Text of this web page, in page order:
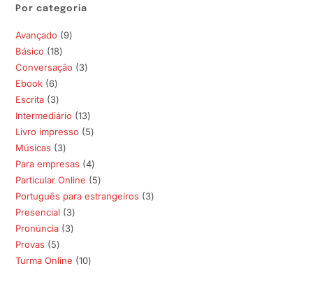
Por categoria
Avançado 99
Básico 1818
produtos
Conversação 33
Ebook 66
produtos
Escrita 33
produtos
Intermediário 1313
produtos
Livro impresso 55
Músicas 33
produtos
Para empresas 44
produtos
Particular Online 55
produtos
Português para estrangeiros 33
Presencial 33
produtos
Pronúncia 33
Provas 55
produtos
Turma Online 1010